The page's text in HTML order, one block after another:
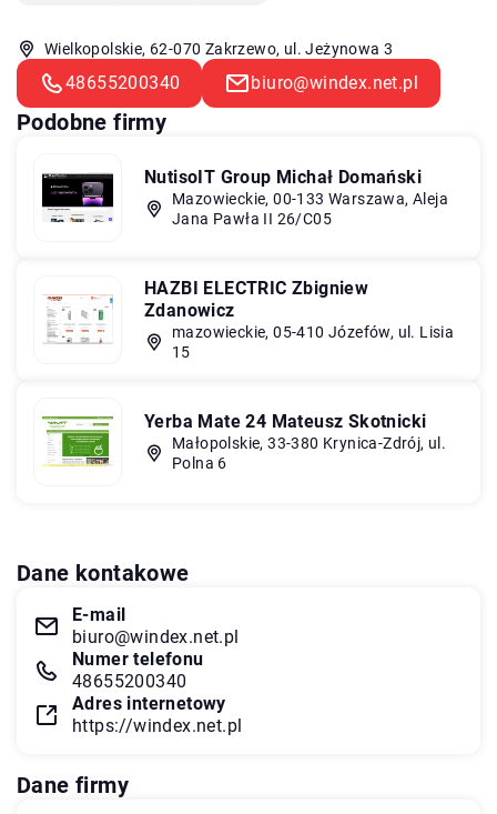
Wielkopolskie, 62-070 Zakrzewo, ul. Jeżynowa 3
48655200340 biuro@windex.net.pl
Podobne firmy
NutisoIT Group Michał Domański
Mazowieckie, 00-133 Warszawa, Aleja
Jana Pawła II 26/C05
HAZBI ELECTRIC Zbigniew
Zdanowicz
mazowieckie, 05-410 Józefów, ul. Lisia
15
Yerba Mate 24 Mateusz Skotnicki
Małopolskie, 33-380 Krynica-Zdrój, ul.
Polna 6
Dane kontakowe
E-mail
biuro@windex.net.pl
Numer telefonu
48655200340
Adres internetowy
https://windex.net.pl
Dane firmy